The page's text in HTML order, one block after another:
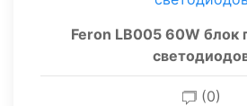
Feron LB005 60W блок
(0)